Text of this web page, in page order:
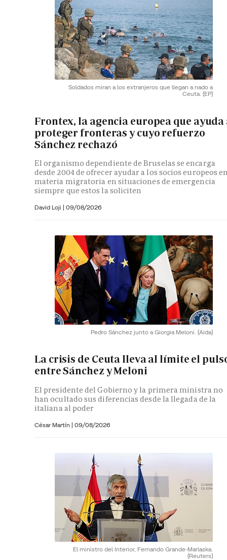
Soldados miran a los extranjeros que llegan a nado a
Ceuta. (EP)
Frontex, la agencia europea que ayuda
proteger fronteras y cuyo refuerzo
Sánchez rechazó
El organismo dependiente de Bruselas se encarga
desde 2004 de ofrecer ayudar a los socios europeos
materia migratoria en situaciones de emergencia
siempre que estos la soliciten
David Loji | 09/08/2026
Pedro Sánchez junto a Giorgia Meloni. (Aida)
La crisis de Ceuta lleva al límite el
entre Sánchez y Meloni
El presidente del Gobierno y la primera ministra no
han ocultado sus diferencias desde la llegada de la
italiana al poder
César Martín | 09/08/2026
El ministro del Interior, Fernando Grande-Marlaska.
(Reuters)